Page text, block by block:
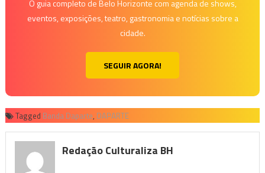
O guia completo de Belo Horizonte com agenda de shows,
eventos, exposições, teatro, gastronomia e notícias sobre a
cidade.
SEGUIR AGORA!
Tagged Banda Daparte, DAPARTE
Redação Culturaliza BH